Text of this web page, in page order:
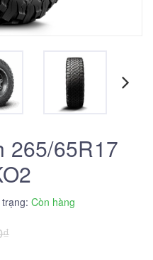
265/65R17
Còn hàng